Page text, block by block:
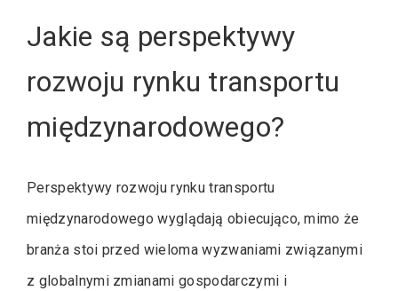
Jakie są perspektywy
rozwoju rynku transportu
międzynarodowego?
Perspektywy rozwoju rynku transportu
międzynarodowego wyglądają obiecująco, mimo że
branża stoi przed wieloma wyzwaniami związanymi
z globalnymi zmianami gospodarczymi i